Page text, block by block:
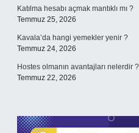
Katılma hesabı açmak mantıklı mı ?
Temmuz 25, 2026
Kavala’da hangi yemekler yenir ?
Temmuz 24, 2026
Hostes olmanın avantajları nelerdir ?
Temmuz 22, 2026